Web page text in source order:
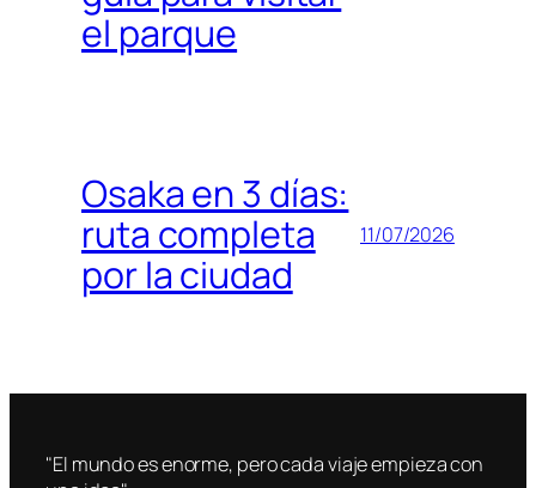
el parque
Osaka en 3 días:
ruta completa
por la ciudad
11/07/2026
"El mundo es enorme, pero cada viaje empieza con